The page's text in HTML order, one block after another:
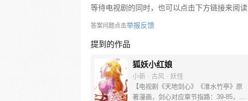
等待电视剧的同时，也可以点击下方链接来阅读
答案问题点击举报反馈
提到的作品
狐妖小红娘
小新 · 古风 · 妖怪
【电视剧《天地剑心》《淮水竹亭》原
著漫画，剑心对应章节指路：39-85，淮